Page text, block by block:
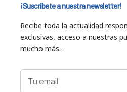
¡Suscríbete a nuestra newsletter!
Recibe toda la actualidad
exclusivas, acceso a nuestras
mucho más…